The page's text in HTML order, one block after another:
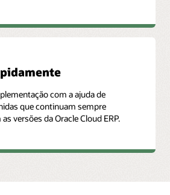
com a ajuda de
que continuam sempre
versões da Oracle Cloud ERP.